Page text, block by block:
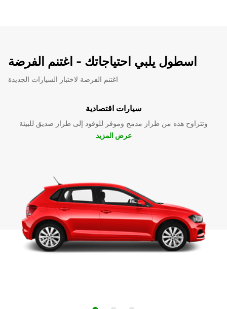
اسطول يلبي احتياجاتك - اغتنم الفرضة
اغتنم الفرصة لاختبار السيارات الجديدة
سيارات اقتصادية
وتتراوح هذه من طراز مدمج وموفر للوقود إلى طراز صديق للبيئة
عرض المزيد